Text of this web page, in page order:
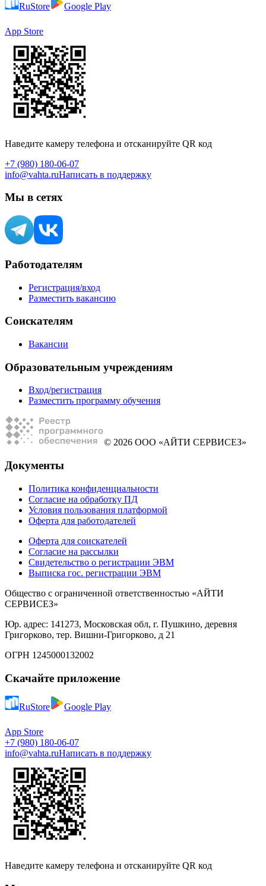
RuStore Google Play
App Store
Наведите камеру телефона и отсканируйте QR код
+7 (980) 180-06-07
info@vahta.ruНаписать в поддержку
Мы в сетях
Работодателям
Регистрация/вход
Разместить вакансию
Соискателям
Вакансии
Образовательным учреждениям
Вход/регистрация
Разместить программу обучения
© 2026 ООО «АЙТИ СЕРВИСЕЗ»
Документы
Политика конфиденциальности
Согласие на обработку ПД
Условия пользования платформой
Оферта для работодателей
Оферта для соискателей
Согласие на рассылки
Свидетельство о регистрации ЭВМ
Выписка гос. регистрации ЭВМ
Общество с ограниченной ответственностью «АЙТИ
СЕРВИСЕЗ»
Юр. адрес: 141273, Московская обл, г. Пушкино, деревня
Григорково, тер. Вишни-Григорково, д 21
ОГРН 1245000132002
Скачайте приложение
RuStore Google Play
App Store
+7 (980) 180-06-07
info@vahta.ruНаписать в поддержку
Наведите камеру телефона и отсканируйте QR код